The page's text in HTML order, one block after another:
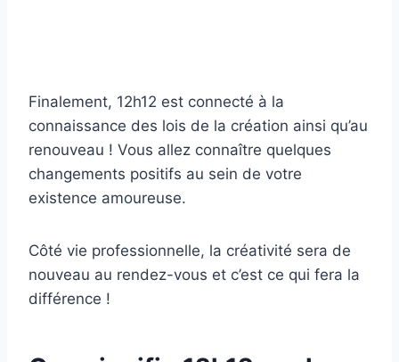
Finalement, 12h12 est connecté à la
connaissance des lois de la création ainsi qu’au
renouveau ! Vous allez connaître quelques
changements positifs au sein de votre
existence amoureuse.
Côté vie professionnelle, la créativité sera de
nouveau au rendez-vous et c’est ce qui fera la
différence !